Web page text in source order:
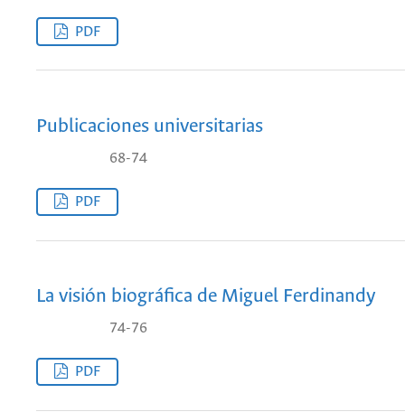
PDF
Publicaciones universitarias
68-74
PDF
La visión biográfica de Miguel Ferdinandy
74-76
PDF